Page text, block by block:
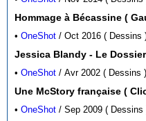
Hommage à Bécassine (
•OneShot / Oct 2016 (
Jessica Blandy - Le
•OneShot / Avr 2002 ( Dessins )
Une
•OneShot / Sep 2009 (